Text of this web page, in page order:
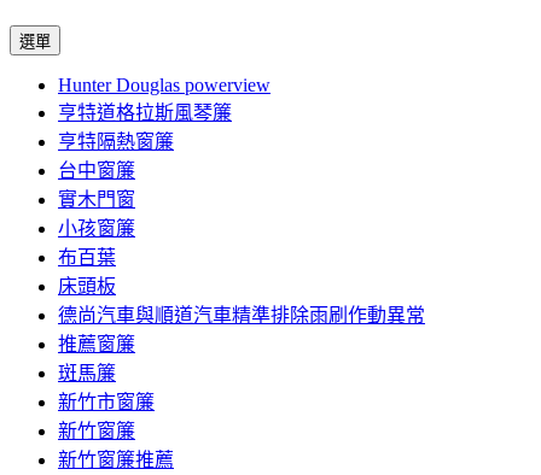
選單
內
容
Hunter Douglas powerview
亨特道格拉斯風琴簾
亨特隔熱窗簾
台中窗簾
實木門窗
小孩窗簾
布百葉
床頭板
德尚汽車與順道汽車精準排除雨刷作動異常
推薦窗簾
斑馬簾
新竹市窗簾
新竹窗簾
新竹窗簾推薦